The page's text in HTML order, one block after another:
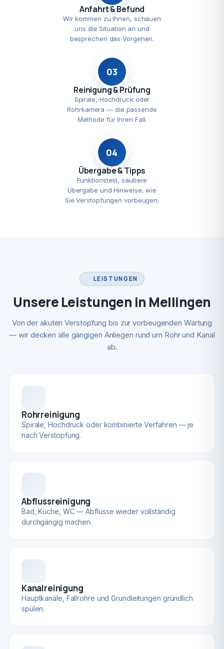
Anfahrt & Befund
Wir kommen zu Ihnen, schauen
uns die Situation an und
besprechen das Vorgehen.
03
Reinigung & Prüfung
Spirale, Hochdruck oder
Rohrkamera — die passende
Methode für Ihren Fall.
04
Übergabe & Tipps
Funktionstest, saubere
Übergabe und Hinweise, wie
Sie Verstopfungen vorbeugen.
LEISTUNGEN
Unsere Leistungen in Mellingen
Von der akuten Verstopfung bis zur vorbeugenden Wartung
— wir decken alle gängigen Anliegen rund um Rohr und Kanal
ab.
Rohrreinigung
Spirale, Hochdruck oder kombinierte Verfahren — je
nach Verstopfung.
Abflussreinigung
Bad, Küche, WC — Abflüsse wieder vollständig
durchgängig machen.
Kanalreinigung
Hauptkanäle, Fallrohre und Grundleitungen gründlich
spülen.